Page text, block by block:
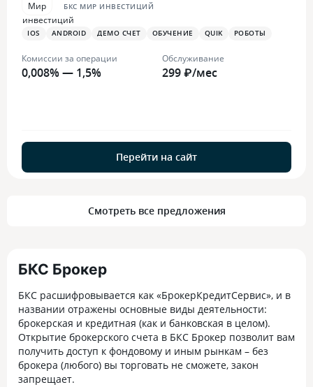
БКС МИР ИНВЕСТИЦИЙ
IOS ANDROID ДЕМО СЧЕТ ОБУЧЕНИЕ QUIK РОБОТЫ
Комиссии за операции
0,008% — 1,5%
Обслуживание
299 ₽/мес
Перейти на сайт
Смотреть все предложения
БКС Брокер
БКС расшифровывается как «БрокерКредитСервис», и в
названии отражены основные виды деятельности:
брокерская и кредитная (как и банковская в целом).
Открытие брокерского счета в БКС Брокер позволит вам
получить доступ к фондовому и иным рынкам – без
брокера (любого) вы торговать не сможете, закон
запрещает.